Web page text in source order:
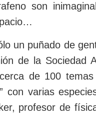
son
un puñado de
de la Sociedad
de 100
con varias
profesor de